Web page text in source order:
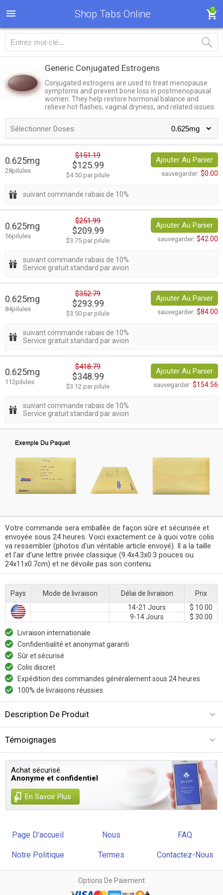
Shop Tabs Online 0
Generic Conjugated Estrogens
Conjugated estrogens are used to treat menopause
symptoms and prevent bone loss in postmenopausal
women. They help restore hormonal balance and
relieve hot flashes, vaginal dryness, and related issues.
Sélectionner Doses:
0.625mg
28pilules
$151.19
$125.99
$4.50 par pilule
Ajouter Au Panier
sauvegarder: $0.00
suivant commande rabais de 10%
0.625mg
56pilules
$251.99
$209.99
$3.75 par pilule
Ajouter Au Panier
sauvegarder: $42.00
suivant commande rabais de 10%
Service gratuit standard par avion
0.625mg
84pilules
$352.79
$293.99
$3.50 par pilule
Ajouter Au Panier
sauvegarder: $84.00
suivant commande rabais de 10%
Service gratuit standard par avion
0.625mg
112pilules
$418.79
$348.99
$3.12 par pilule
Ajouter Au Panier
sauvegarder: $154.56
suivant commande rabais de 10%
Service gratuit standard par avion
Votre commande sera emballée de façon sûre et sécurisée et
envoyée sous 24 heures. Voici exactement ce à quoi votre colis
va ressembler (photos d'un véritable article envoyé). Il a la taille
et l'air d'une lettre privée classique (9.4x4.3x0.3 pouces ou
24x11x0.7cm) et ne dévoile pas son contenu.
Pays Mode de livraison Délai de livraison
Prix
14-21 Jours
$ 10.00
9-14 Jours
$ 30.00
Livraison internationale
Confidentialité et anonymat garanti
Sûr et sécurisé
Colis discret
Expédition des commandes généralement sous 24 heures
100% de livraisons réussies
Description De Produit
Témoignages
Achat sécurisé.
Anonyme et confidentiel
En Savoir Plus
Page D'accueil Nous FAQ
Notre Politique Termes Contactez-Nous
Options De Paiement